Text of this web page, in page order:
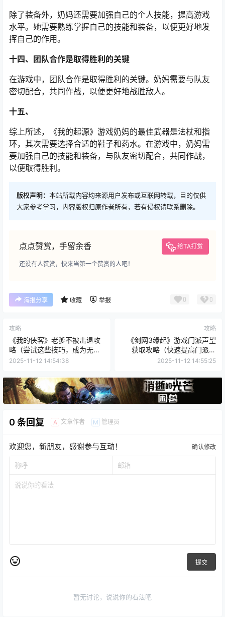
除了装备外，奶妈还需要加强自己的个人技能，提高游戏
水平。她需要熟练掌握自己的技能和装备，以便更好地发
挥自己的作用。
十四、团队合作是取得胜利的关键
在游戏中，团队合作是取得胜利的关键。奶妈需要与队友
密切配合，共同作战，以便更好地战胜敌人。
十五、
综上所述，《我的起源》游戏奶妈的最佳武器是法杖和指
环，其次需要选择合适的鞋子和药水。在游戏中，奶妈需
要加强自己的技能和装备，与队友密切配合，共同作战，
以便取得胜利。
版权声明： 本站所载内容均来源用户发布或互联网转载，目的仅供
大家参考学习，内容版权归原作者所有，若有侵权请联系删除。
点点赞赏，手留余香 给TA打赏
还没有人赞赏，快来当第一个赞赏的人吧！
海报分享 收藏 举报 0 0
攻略
《我的侠客》老爹不被击退攻
略（尝试这些技巧，成为无敌
的侠客！）
2025-11-12 14:54:38
攻略
《剑网3缘起》游戏门派声望
获取攻略（快速提高门派声
望，享受游戏乐趣）
2025-11-12 14:55:25
0 条回复 A 文章作者 M 管理员
欢迎您，新朋友，感谢参与互动！ 确认修改
提交
暂无讨论，说说你的看法吧